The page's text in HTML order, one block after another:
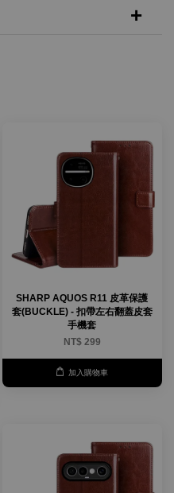
SHARP AQUOS R11 皮革保護
套(BUCKLE) - 扣帶左右翻蓋皮套
手機套
NT$ 299
加入購物車